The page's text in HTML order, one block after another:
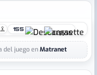
155
del juego enMatranet